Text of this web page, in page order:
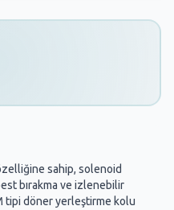
sahip, solenoid
bırakma ve izlenebilir
tipi döner yerleştirme kolu